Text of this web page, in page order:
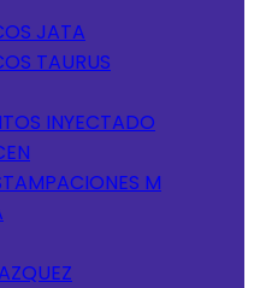
JATA
TAURUS
INYECTADO
M